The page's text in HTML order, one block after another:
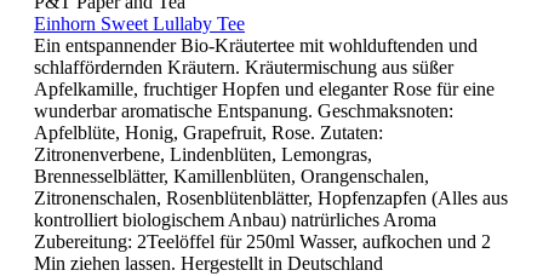
Einhorn Sweet Lullaby Tee
Ein entspannender Bio-Kräutertee mit wohlduftenden und
schlaffördernden Kräutern. Kräutermischung aus süßer
Apfelkamille, fruchtiger Hopfen und eleganter Rose für eine
wunderbar aromatische Entspanung. Geschmaksnoten:
Apfelblüte, Honig, Grapefruit, Rose. Zutaten:
Zitronenverbene, Lindenblüten, Lemongras,
Brennesselblätter, Kamillenblüten, Orangenschalen,
Zitronenschalen, Rosenblütenblätter, Hopfenzapfen (Alles aus
kontrolliert biologischem Anbau) natrürliches Aroma
Zubereitung: 2Teelöffel für 250ml Wasser, aufkochen und 2
Min ziehen lassen. Hergestellt in Deutschland